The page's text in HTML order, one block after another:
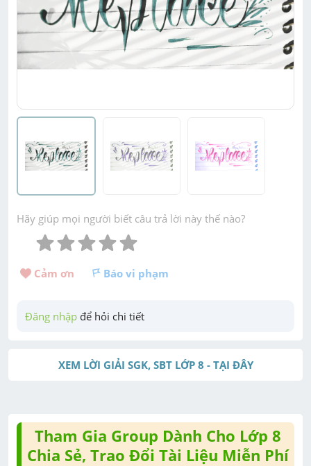
Hãy giúp mọi người biết câu trả lời này thế nào?
Cảm ơn Báo vi phạm
Đăng nhập để hỏi chi tiết
XEM LỜI GIẢI SGK, SBT LỚP 8 - TẠI ĐÂY
Tham Gia Group Dành Cho Lớp 8
Chia Sẻ, Trao Đổi Tài Liệu Miễn Phí